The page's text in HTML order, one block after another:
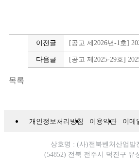
이전글
다음글
목록
개인정보처리방침 이용약관
이메
상호명 : (사)전북벤처산업발
(54852) 전북 전주시 덕진구 유